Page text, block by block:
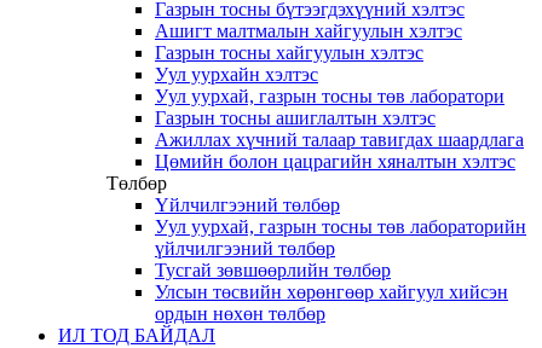
Газрын тосны бүтээгдэхүүний хэлтэс
Ашигт малтмалын хайгуулын хэлтэс
Газрын тосны хайгуулын хэлтэс
Уул уурхайн хэлтэс
Уул уурхай, газрын тосны төв лаборатори
Газрын тосны ашиглалтын хэлтэс
Ажиллах хүчний талаар тавигдах шаардлага
Цөмийн болон цацрагийн хяналтын хэлтэс
Төлбөр
Үйлчилгээний төлбөр
Уул уурхай, газрын тосны төв лабораторийн
үйлчилгээний төлбөр
Тусгай зөвшөөрлийн төлбөр
Улсын төсвийн хөрөнгөөр хайгуул хийсэн
ордын нөхөн төлбөр
ИЛ ТОД БАЙДАЛ